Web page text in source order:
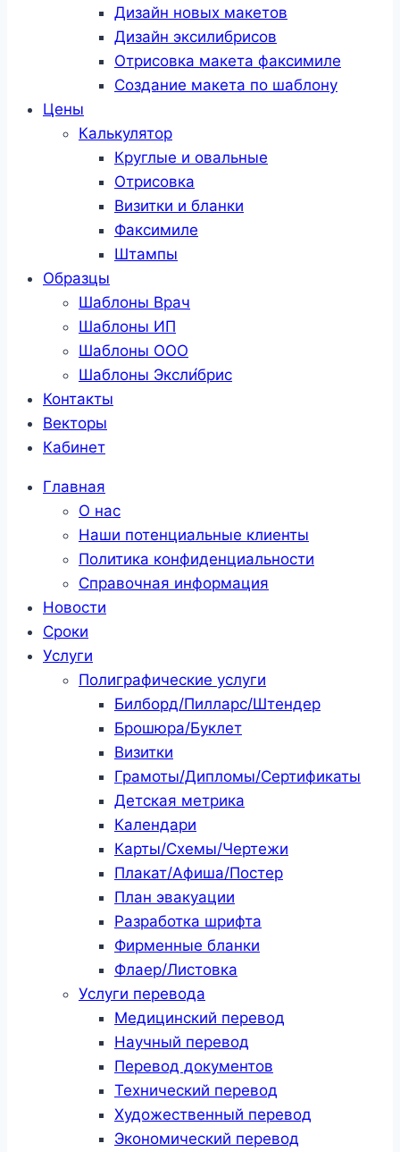
Дизайн новых макетов
Дизайн эксилибрисов
Отрисовка макета факсимиле
Создание макета по шаблону
Цены
Калькулятор
Круглые и овальные
Отрисовка
Визитки и бланки
Факсимиле
Штампы
Образцы
Шаблоны Врач
Шаблоны ИП
Шаблоны ООО
Шаблоны Эксли́брис
Контакты
Векторы
Кабинет
Главная
О нас
Наши потенциальные клиенты
Политика конфиденциальности
Справочная информация
Новости
Сроки
Услуги
Полиграфические услуги
Билборд/Пилларс/Штендер
Брошюра/Буклет
Визитки
Грамоты/Дипломы/Сертификаты
Детская метрика
Календари
Карты/Схемы/Чертежи
Плакат/Афиша/Постер
План эвакуации
Разработка шрифта
Фирменные бланки
Флаер/Листовка
Услуги перевода
Медицинский перевод
Научный перевод
Перевод документов
Технический перевод
Художественный перевод
Экономический перевод